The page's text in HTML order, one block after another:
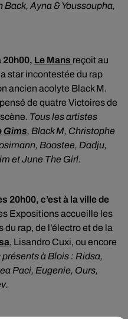
Ayna & Youssoupha,
20h00, Le Mans reçoit au
star incontestée du rap
ancien acolyte Black M.
de quatre Victoires de
Tous les artistes
Gims, Black M, Christophe
Boostee, Dadju,
et June The Girl.
20h00, c’est à la ville de
Expositions accueille les
rap, de l’électro et de la
, Lisandro Cuxi, ou encore
à Blois : Ridsa,
Paci, Eugenie, Ours,